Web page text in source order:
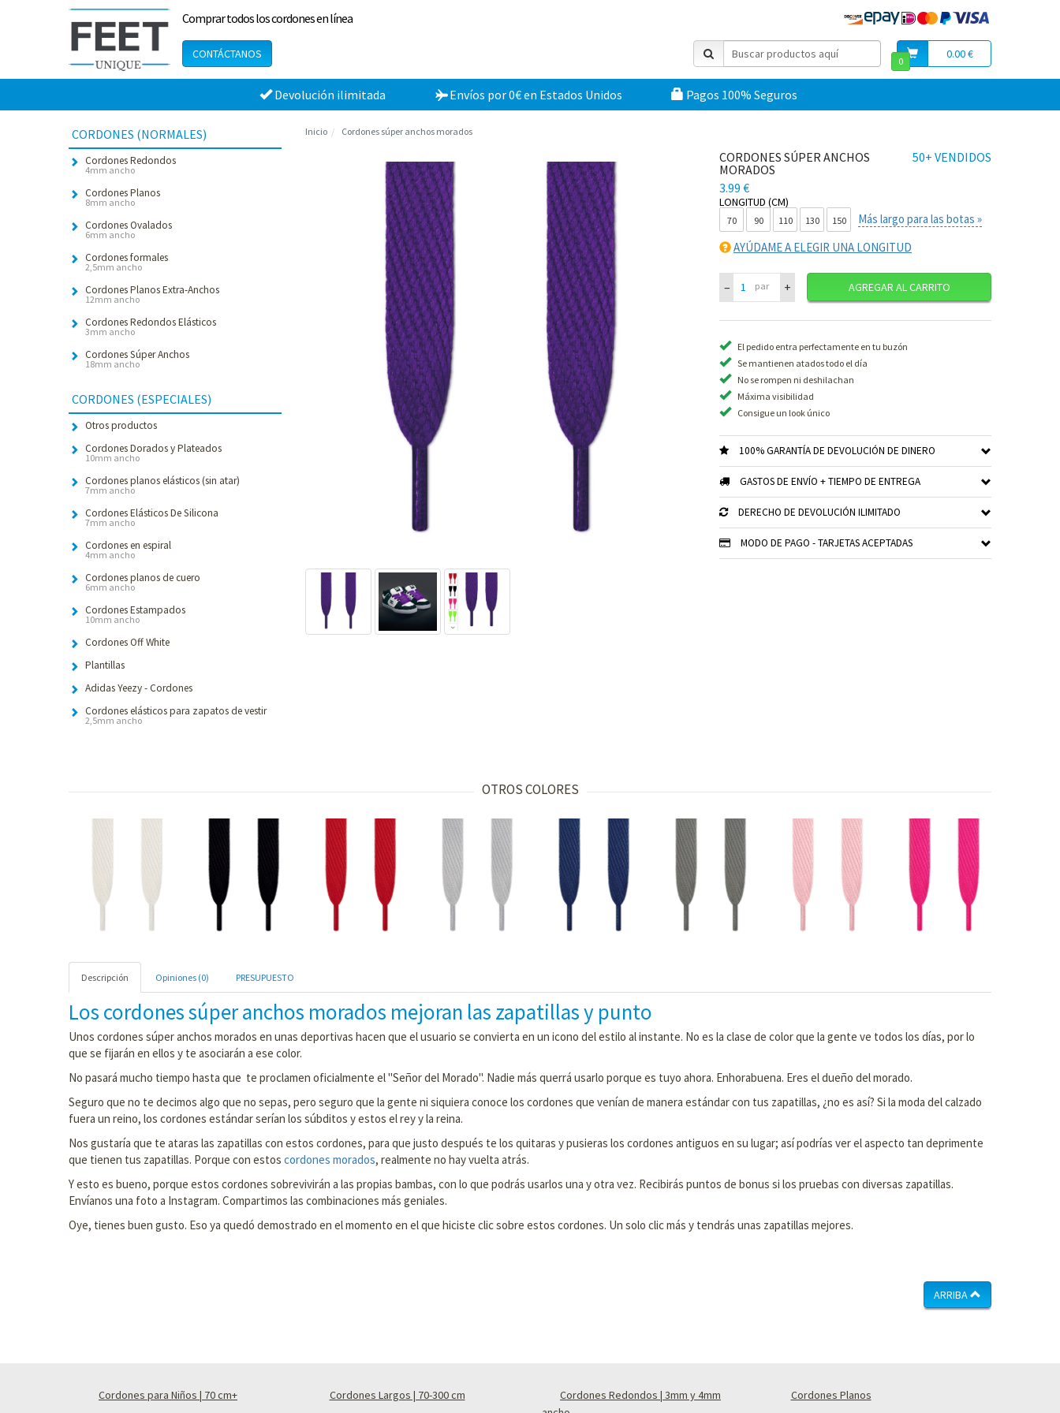
Comprar todos los cordones en línea
CONTÁCTANOS 0.00 €
0
Devolución ilimitada Envíos por 0€en Estados Unidos Pagos 100% Seguros
CORDONES (NORMALES)
Cordones Redondos
4mm ancho
Cordones Planos
8mm ancho
Cordones Ovalados
6mm ancho
Cordones formales
2,5mm ancho
Cordones Planos Extra-Anchos
12mm ancho
Cordones Redondos Elásticos
3mm ancho
Cordones Súper Anchos
18mm ancho
CORDONES (ESPECIALES)
Otros productos
Cordones Dorados y Plateados
10mm ancho
Cordones planos elásticos (sin atar)
7mm ancho
Cordones Elásticos De Silicona
7mm ancho
Cordones en espiral
4mm ancho
Cordones planos de cuero
6mm ancho
Cordones Estampados
10mm ancho
Cordones Off White
Plantillas
Adidas Yeezy - Cordones
Cordones elásticos para zapatos de vestir
2,5mm ancho
Inicio Cordones súper anchos morados
50+ VENDIDOS
CORDONES SÚPER ANCHOS
MORADOS
3.99 €
LONGITUD (CM)
70 90 110 130 150
Más largo para las botas »
AYÚDAME A ELEGIR UNA LONGITUD
– par + AGREGAR AL CARRITO
El pedido entra perfectamente en tu buzón
Se mantienen atados todo el día
No se rompen ni deshilachan
Máxima visibilidad
Consigue un look único
100% GARANTÍA DE DEVOLUCIÓN DE DINERO
GASTOS DE ENVÍO + TIEMPO DE ENTREGA
DERECHO DE DEVOLUCIÓN ILIMITADO
MODO DE PAGO - TARJETAS ACEPTADAS
OTROS COLORES
Descripción Opiniones (0) PRESUPUESTO
Los cordones súper anchos morados mejoran las zapatillas y punto
Unos cordones súper anchos morados en unas deportivas hacen que el usuario se convierta en un icono del estilo al instante. No es la clase de color que la gente ve todos los días, por lo
que se fijarán en ellos y te asociarán a ese color.
No pasará mucho tiempo hasta que te proclamen oficialmente el "Señor del Morado". Nadie más querrá usarlo porque es tuyo ahora. Enhorabuena. Eres el dueño del morado.
Seguro que no te decimos algo que no sepas, pero seguro que la gente ni siquiera conoce los cordones que venían de manera estándar con tus zapatillas, ¿no es así? Si la moda del calzado
fuera un reino, los cordones estándar serían los súbditos y estos el rey y la reina.
Nos gustaría que te ataras las zapatillas con estos cordones, para que justo después te los quitaras y pusieras los cordones antiguos en su lugar; así podrías ver el aspecto tan deprimente
que tienen tus zapatillas. Porque con estos cordones morados, realmente no hay vuelta atrás.
Y esto es bueno, porque estos cordones sobrevivirán a las propias bambas, con lo que podrás usarlos una y otra vez. Recibirás puntos de bonus si los pruebas con diversas zapatillas.
Envíanos una foto a Instagram. Compartimos las combinaciones más geniales.
Oye, tienes buen gusto. Eso ya quedó demostrado en el momento en el que hiciste clic sobre estos cordones. Un solo clic más y tendrás unas zapatillas mejores.
ARRIBA
Cordones para Niños | 70 cm+ Cordones Largos | 70-300 cm
Cordones Redondos | 3mm y 4mm
Cordones Planos